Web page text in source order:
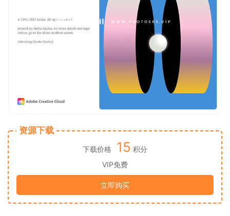
资源下载
下载价格 15 积分
VIP免费
立即购买